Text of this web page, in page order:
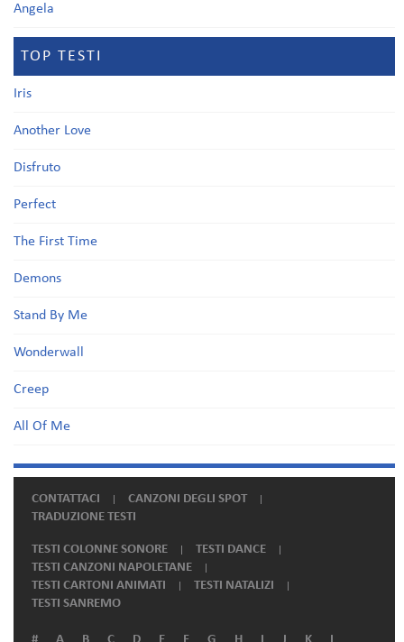
Angela
TOP TESTI
Iris
Another Love
Disfruto
Perfect
The First Time
Demons
Stand By Me
Wonderwall
Creep
All Of Me
CONTATTACI
CANZONI DEGLI SPOT
TRADUZIONE TESTI
TESTI COLONNE SONORE
TESTI DANCE
TESTI CANZONI NAPOLETANE
TESTI CARTONI ANIMATI
TESTI NATALIZI
TESTI SANREMO